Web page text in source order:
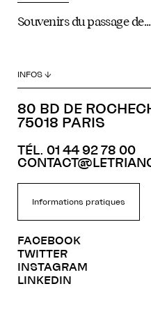
Souvenirs du passage
INFOS ↓
80 BD DE
75018 PARIS
TÉL. 01 44 92 78 00
Informations pratiques
FACEBOOK
TWITTER
INSTAGRAM
LINKEDIN